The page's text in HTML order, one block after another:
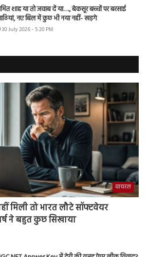
शाह या तो जवाब दें या…., बेकसूर बच्चों पर बरसाई
नए बिल में कुछ भी नया नहीं- खड़गे
30 July 2026 - 5:20 PM
वायरल
मिली तो भारत लौटे सॉफ्टवेयर
ने बहुत कुछ सिखाया